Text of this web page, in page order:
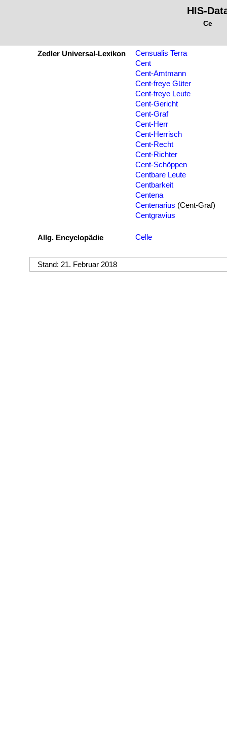
HIS-
Ce
Zedler Universal-Lexikon
Censualis Terra
Cent
Cent-Amtmann
Cent-freye Güter
Cent-freye Leute
Cent-Gericht
Cent-Graf
Cent-Herr
Cent-Herrisch
Cent-Recht
Cent-Richter
Cent-Schöppen
Centbare Leute
Centbarkeit
Centena
Centenarius (Cent-Graf)
Centgravius
Allg. Encyclopädie Celle
Stand: 21. Februar 2018